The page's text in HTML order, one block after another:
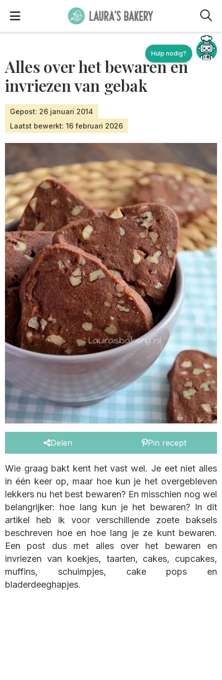
Alles over het bewaren en
invriezen van gebak
Gepost: 26 januari 2014
Laatst bewerkt: 16 februari 2026
Delen Pin recept
Wie graag bakt kent het vast wel. Je eet niet alles
in één keer op, maar hoe kun je het overgebleven
lekkers nu het best bewaren? En misschien nog wel
belangrijker: hoe lang kun je het bewaren? In dit
artikel heb ik voor verschillende zoete baksels
beschreven hoe en hoe lang je ze kunt bewaren.
Een post dus met alles over het bewaren en
invriezen van koekjes, taarten, cakes, cupcakes,
muffins, schuimpjes, cake pops en
bladerdeeghapjes.
Hulp nodig?